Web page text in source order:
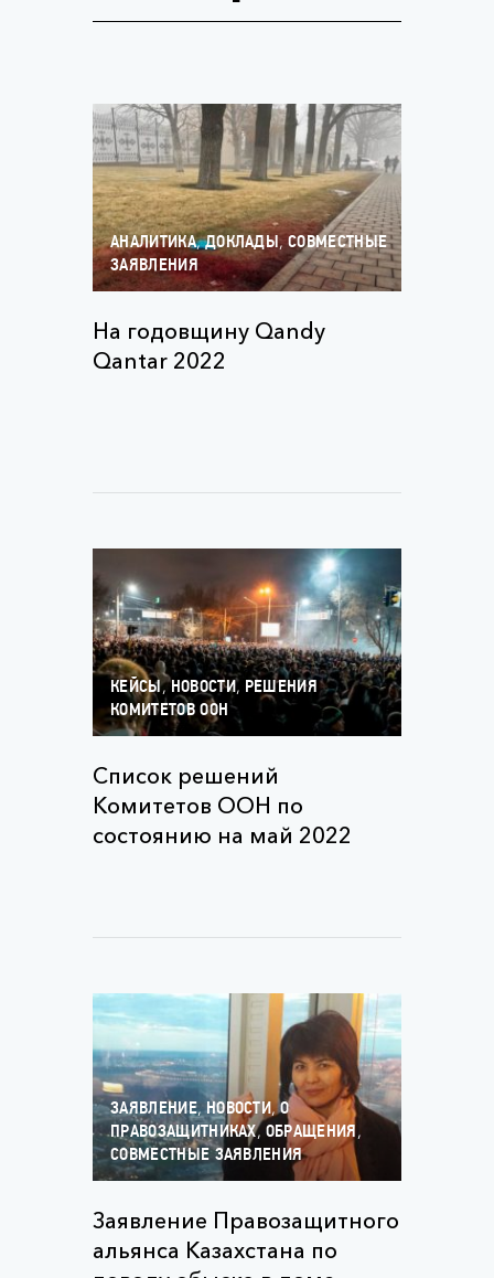
АНАЛИТИКА,ДОКЛАДЫ,СОВМЕСТНЫЕ
ЗАЯВЛЕНИЯ
На годовщину Qandy
Qantar 2022
КЕЙСЫ,НОВОСТИ, РЕШЕНИЯ
КОМИТЕТОВ ООН
Список решений
Комитетов ООН по
состоянию на май 2022
ЗАЯВЛЕНИЕ,НОВОСТИ,О
ПРАВОЗАЩИТНИКАХ, ОБРАЩЕНИЯ,
СОВМЕСТНЫЕ ЗАЯВЛЕНИЯ
Заявление Правозащитного
альянса Казахстана по